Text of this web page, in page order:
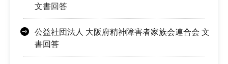
文書回答
公益社団法人 大阪府精神障害者家族会連合会 文
書回答